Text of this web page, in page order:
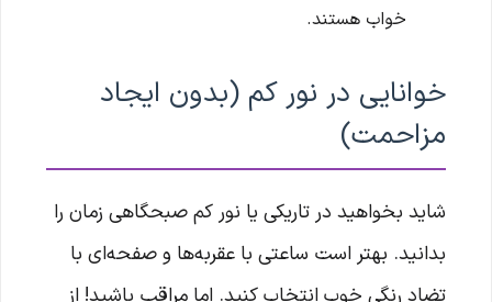
خواب هستند.
خوانایی در نور کم (بدون ایجاد
مزاحمت)
شاید بخواهید در تاریکی یا نور کم صبحگاهی زمان را
بدانید. بهتر است ساعتی با عقربه‌ها و صفحه‌ای با
تضاد رنگی خوب انتخاب کنید. اما مراقب باشید! از